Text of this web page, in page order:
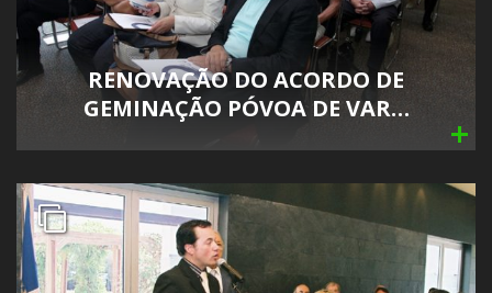
RENOVAÇÃO DO ACORDO DE
GEMINAÇÃO PÓVOA DE VAR…